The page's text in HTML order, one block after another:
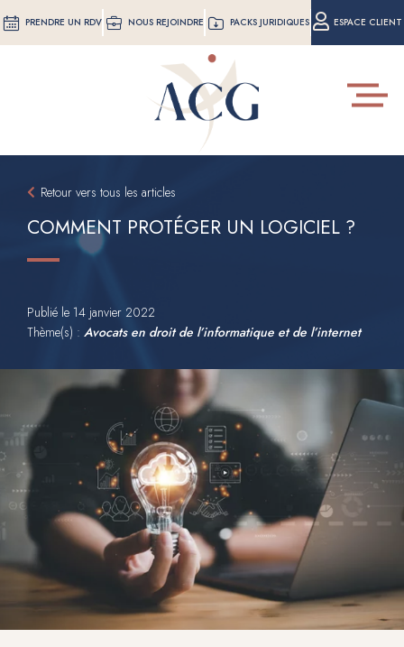
Aller
au
PRENDRE UN RDV NOUS REJOINDRE PACKS JURIDIQUES ESPACE CLIENT
Toggle
Retour vers tous les articles
COMMENT PROTÉGER UN LOGICIEL ?
Publié le 14 janvier 2022
Thème(s) : Avocats en droit de l’informatique et de l’internet